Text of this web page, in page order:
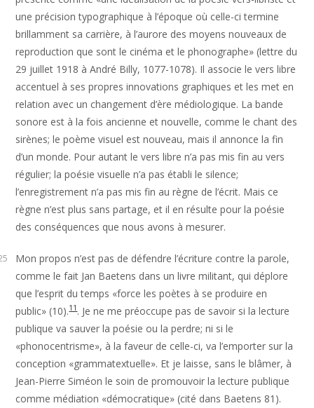
une précision typographique à l’époque où celle-ci termine
brillamment sa carrière, à l’aurore des moyens nouveaux de
reproduction que sont le cinéma et le phonographe» (lettre du
29 juillet 1918 à André Billy, 1077-1078). Il associe le vers libre
accentuel à ses propres innovations graphiques et les met en
relation avec un changement d’ère médiologique. La bande
sonore est à la fois ancienne et nouvelle, comme le chant des
sirènes; le poème visuel est nouveau, mais il annonce la fin
d’un monde. Pour autant le vers libre n’a pas mis fin au vers
régulier; la poésie visuelle n’a pas établi le silence;
l’enregistrement n’a pas mis fin au règne de l’écrit. Mais ce
règne n’est plus sans partage, et il en résulte pour la poésie
des conséquences que nous avons à mesurer.
Mon propos n’est pas de défendre l’écriture contre la parole,
comme le fait Jan Baetens dans un livre militant, qui déplore
que l’esprit du temps «force les poètes à se produire en
public» (10).11. Je ne me préoccupe pas de savoir si la lecture
publique va sauver la poésie ou la perdre; ni si le
«phonocentrisme», à la faveur de celle-ci, va l’emporter sur la
conception «grammatextuelle». Et je laisse, sans le blâmer, à
Jean-Pierre Siméon le soin de promouvoir la lecture publique
comme médiation «démocratique» (cité dans Baetens 81).